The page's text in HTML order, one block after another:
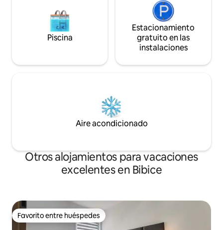
Piscina
Estacionamiento
gratuito en las
instalaciones
Aire acondicionado
Otros alojamientos para vacaciones
excelentes en Bibice
Favorito entre huéspedes
Favorito entre huéspedes